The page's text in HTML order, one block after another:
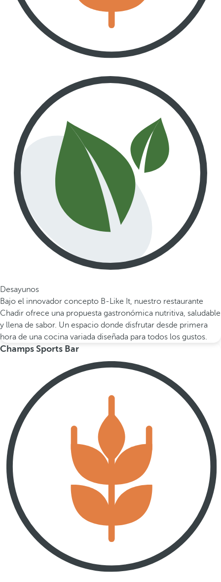
Desayunos
Bajo el innovador concepto B-Like It, nuestro restaurante
Chadir ofrece una propuesta gastronómica nutritiva, saludable
y llena de sabor. Un espacio donde disfrutar desde primera
hora de una cocina variada diseñada para todos los gustos.
Champs Sports Bar